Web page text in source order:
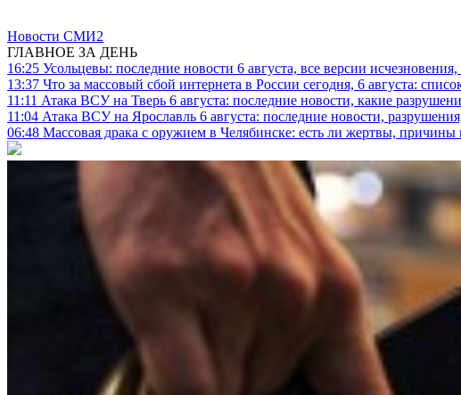
Новости СМИ2
ГЛАВНОЕ ЗА ДЕНЬ
16:25 Усольцевы: последние новости 6 августа, все версии
13:37 Что за массовый сбой интернета в России сегодня, 6 августа:
11:11 Атака ВСУ на Тверь 6 августа: последние новости, какие
11:04 Атака ВСУ на Ярославль 6 августа: последние новости,
06:48 Массовая драка с оружием в Челябинске: есть ли жертвы, причины